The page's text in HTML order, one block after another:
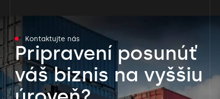
Kontaktujte nás
Pripravení posunúť
váš biznis na vyššiu